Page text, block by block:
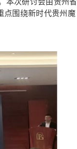
点围绕新时代贵州魔